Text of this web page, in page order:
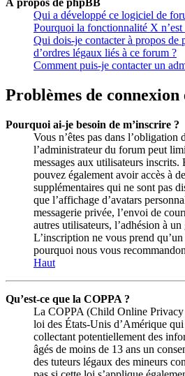
À propos de phpBB
Qui a développé ce logiciel de
Pourquoi la fonctionnalité X n’est
Qui dois-je contacter à propos de
d’ordres légaux liés à ce forum ?
Comment puis-je contacter un
Problèmes de
Pourquoi ai-je besoin de m’inscrire ?
Vous n’êtes pas dans l’obligation
l’administrateur du forum peut
messages aux utilisateurs
pouvez également avoir accès à
supplémentaires qui ne sont pas
que l’affichage d’avatars
messagerie privée, l’envoi de
autres utilisateurs, l’adhésion à
L’inscription ne vous prend
pourquoi nous vous
Haut
Qu’est-ce que la COPPA ?
La COPPA (Child Online
loi des États-Unis d’Amérique
collectant potentiellement des
âgés de moins de 13 ans un
des tuteurs légaux des mineurs